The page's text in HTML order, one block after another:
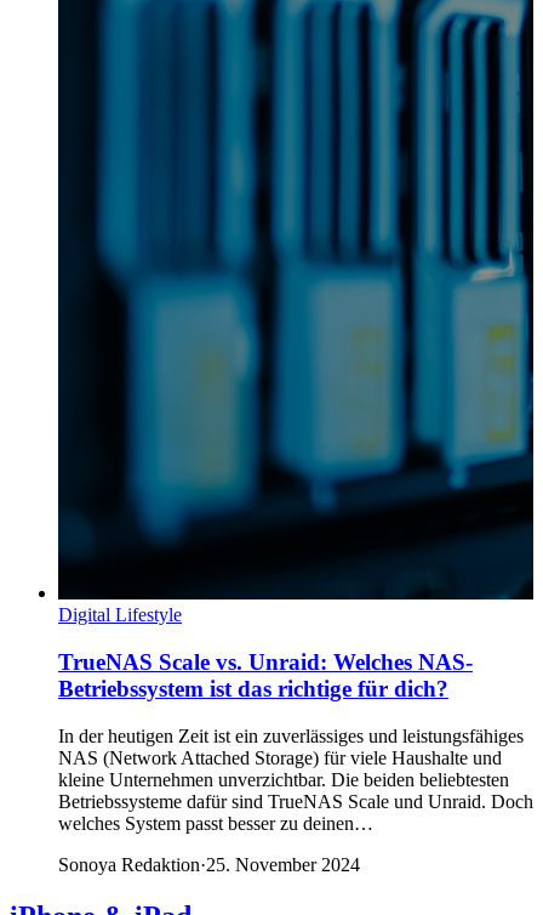
Digital Lifestyle
TrueNAS Scale vs. Unraid: Welches NAS-
Betriebssystem ist das richtige für dich?
In der heutigen Zeit ist ein zuverlässiges und leistungsfähiges
NAS (Network Attached Storage) für viele Haushalte und
kleine Unternehmen unverzichtbar. Die beiden beliebtesten
Betriebssysteme dafür sind TrueNAS Scale und Unraid. Doch
welches System passt besser zu deinen…
Sonoya Redaktion·25. November 2024